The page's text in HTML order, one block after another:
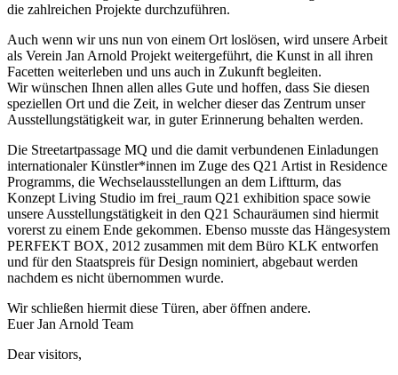
die zahlreichen Projekte durchzuführen.
Auch wenn wir uns nun von einem Ort loslösen, wird unsere Arbeit
als Verein Jan Arnold Projekt weitergeführt, die Kunst in all ihren
Facetten weiterleben und uns auch in Zukunft begleiten.
Wir wünschen Ihnen allen alles Gute und hoffen, dass Sie diesen
speziellen Ort und die Zeit, in welcher dieser das Zentrum unser
Ausstellungstätigkeit war, in guter Erinnerung behalten werden.
Die Streetartpassage MQ und die damit verbundenen Einladungen
internationaler Künstler*innen im Zuge des Q21 Artist in Residence
Programms, die Wechselausstellungen an dem Liftturm, das
Konzept Living Studio im frei_raum Q21 exhibition space sowie
unsere Ausstellungstätigkeit in den Q21 Schauräumen sind hiermit
vorerst zu einem Ende gekommen. Ebenso musste das Hängesystem
PERFEKT BOX, 2012 zusammen mit dem Büro KLK entworfen
und für den Staatspreis für Design nominiert, abgebaut werden
nachdem es nicht übernommen wurde.
Wir schließen hiermit diese Türen, aber öffnen andere.
​Euer Jan Arnold Team
Dear visitors,